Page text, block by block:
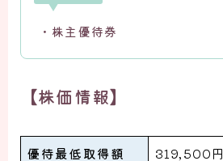
・株主優待券
【株価情報】
優待最低取得額
319,500円